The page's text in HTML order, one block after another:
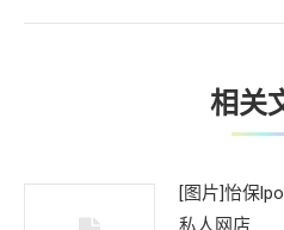
文
相关
[图片]怡保
私人网店